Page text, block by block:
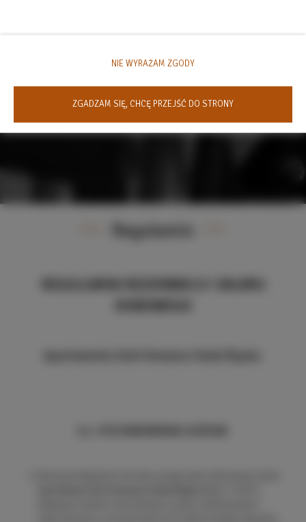
Regulamin
NIE WYRAŻAM ZGODY
ZGADZAM SIĘ, CHCĘ PRZEJŚĆ DO STRONY